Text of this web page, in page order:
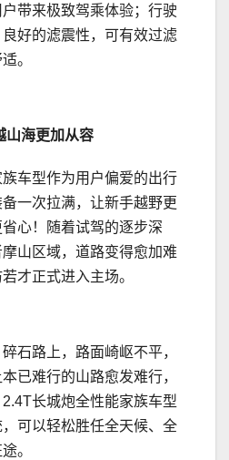
带来极致驾乘体验；行驶
好的滤震性，可有效过滤
。
山海更加从容
车型作为用户偏爱的出行
一次拉满，让新手越野更
心！随着试驾的逐步深
山区域，道路变得愈加难
才正式进入主场。
石路上，路面崎岖不平，
已难行的山路愈发难行，
长城炮全性能家族车型
可以轻松胜任全天候、全
。